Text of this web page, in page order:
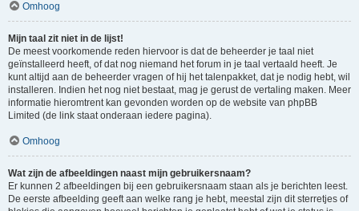
Omhoog
Mijn taal zit niet in de lijst!
De meest voorkomende reden hiervoor is dat de beheerder je taal niet
geïnstalleerd heeft, of dat nog niemand het forum in je taal vertaald heeft. Je
kunt altijd aan de beheerder vragen of hij het talenpakket, dat je nodig hebt, wil
installeren. Indien het nog niet bestaat, mag je gerust de vertaling maken. Meer
informatie hieromtrent kan gevonden worden op de website van phpBB
Limited (de link staat onderaan iedere pagina).
Omhoog
Wat zijn de afbeeldingen naast mijn gebruikersnaam?
Er kunnen 2 afbeeldingen bij een gebruikersnaam staan als je berichten leest.
De eerste afbeelding geeft aan welke rang je hebt, meestal zijn dit sterretjes of